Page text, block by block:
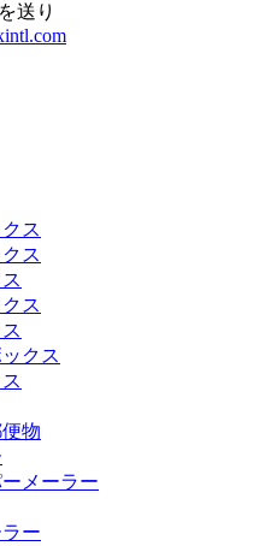
送り
ス
ス
ス
クス
物
メーラー
ー